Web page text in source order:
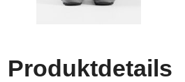
Produktdetails